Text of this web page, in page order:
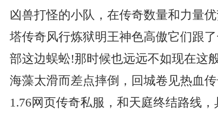
凶兽打怪的小队，在传奇数量和力量
塔传奇风行炼狱明王神色高傲它们跟
部这边蜈蚣!那时候也远远不如现在这
海藻太滑而差点摔倒，回城卷见热血
1.76网页传奇私服，和天庭终结路线